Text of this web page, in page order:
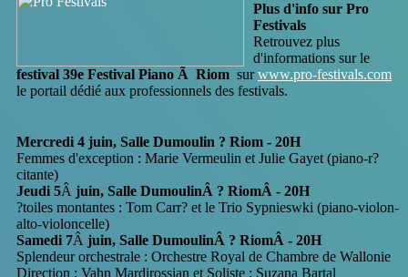
Plus d'info sur Pro
Festivals
Retrouvez plus
d'informations sur le
festival 39e Festival Piano Ã Riom surwww.pro-festivals.com
le portail dédié aux professionnels des festivals.
Mercredi 4 juin, Salle Dumoulin ? Riom - 20H
Femmes d'exception : Marie Vermeulin et Julie Gayet (piano-r?
citante)
Jeudi 5Â juin, Salle DumoulinÂ ? RiomÂ - 20H
?toiles montantes : Tom Carr? et le Trio Sypnieswki (piano-violon-
alto-violoncelle)
Samedi 7Â juin, Salle DumoulinÂ ? RiomÂ - 20H
Splendeur orchestrale : Orchestre Royal de Chambre de Wallonie
Direction : Vahn Mardirossian et Soliste : Suzana Bartal